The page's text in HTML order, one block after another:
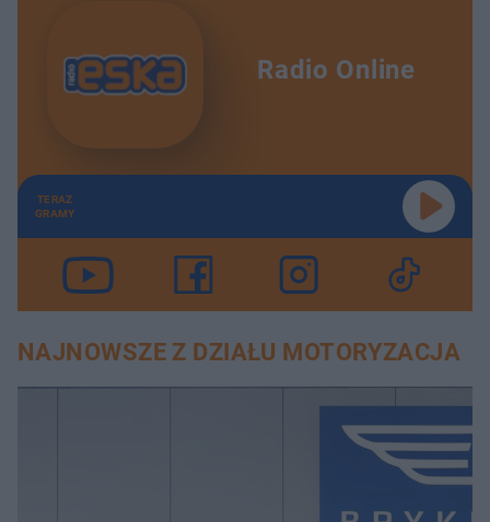
Radio Online
TERAZ
GRAMY
NAJNOWSZE Z DZIAŁU MOTORYZACJA